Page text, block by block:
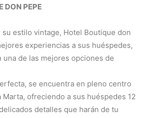
DON PEPE
su estilo vintage, Hotel Boutique don
experiencias a sus huéspedes,
de las mejores opciones de
se encuentra en pleno centro
ofreciendo a sus huéspedes 12
detalles que harán de tu